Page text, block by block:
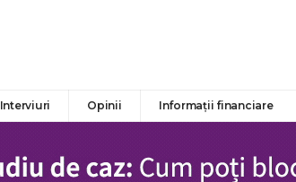
Interviuri Opinii Informații financiare